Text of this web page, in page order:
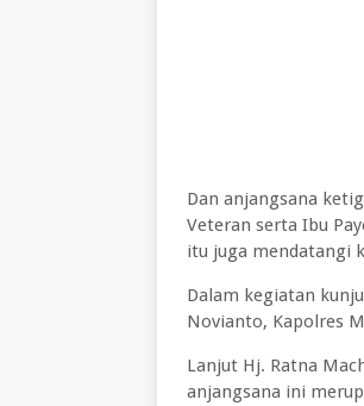
Dan anjangsana
Veteran serta Ibu
itu juga mendatangi
Dalam kegiatan
Novianto, Kapolres
Lanjut Hj. Ratna
anjangsana ini